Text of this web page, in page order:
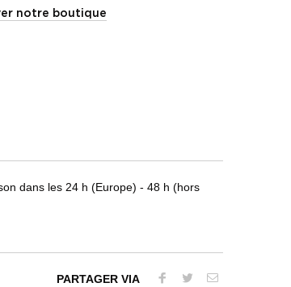
notre boutique
dans les 24 h (Europe) - 48 h (hors
PARTAGER VIA